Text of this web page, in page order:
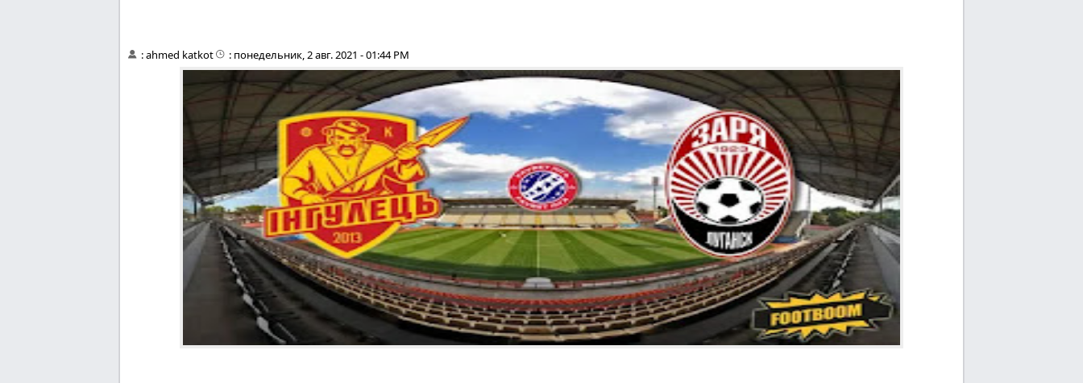
:ahmed katkot : понедельник, 2 авг. 2021 - 01:44 PM